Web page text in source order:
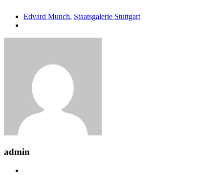
Edvard Munch, Staatsgalerie Stuttgart
admin